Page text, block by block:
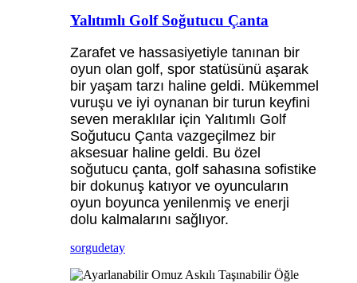
Yalıtımlı Golf Soğutucu Çanta
Zarafet ve hassasiyetiyle tanınan bir
oyun olan golf, spor statüsünü aşarak
bir yaşam tarzı haline geldi. Mükemmel
vuruşu ve iyi oynanan bir turun keyfini
seven meraklılar için Yalıtımlı Golf
Soğutucu Çanta vazgeçilmez bir
aksesuar haline geldi. Bu özel
soğutucu çanta, golf sahasına sofistike
bir dokunuş katıyor ve oyuncuların
oyun boyunca yenilenmiş ve enerji
dolu kalmalarını sağlıyor.
sorgudetay